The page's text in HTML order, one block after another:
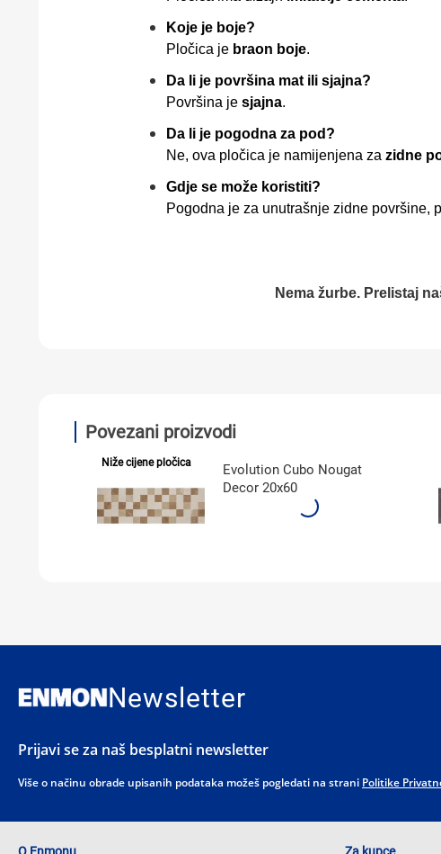
Koje je boje?
Pločica je braon boje.
Da li je površina mat ili sjajna?
Površina je sjajna.
Da li je pogodna za pod?
Ne, ova pločica je namijenjena za zidne
Gdje se može koristiti?
Pogodna je za unutrašnje zidne površine,
Nema žurbe. Prelistaj
Povezani proizvodi
Niže cijene pločica
Evolution Cubo Nougat
Decor 20x60
Newsletter
Prijavi se za naš besplatni newsletter
Više o načinu obrade upisanih podataka možeš pogledati na strani Politike